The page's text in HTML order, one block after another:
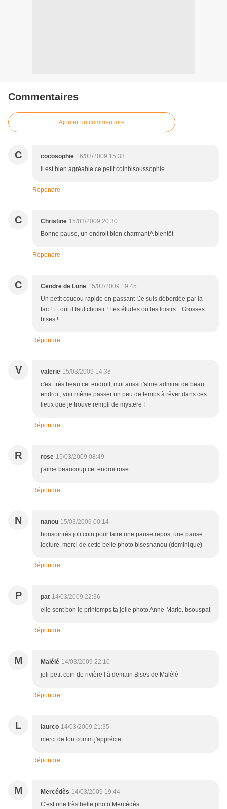
Commentaires
Ajouter un commentaire
C cocosophie 16/03/2009 15:33
il est bien agréable ce petit coinbisoussophie
Répondre
C Christine 15/03/2009 20:30
Bonne pause, un endroit bien charmantA bientôt
Répondre
C Cendre de Lune 15/03/2009 19:45
Un petit coucou rapide en passant !Je suis débordée par la
fac ! Et oui il faut choisir ! Les études ou les loisirs ...Grosses
bises !
Répondre
V valerie 15/03/2009 14:38
c'est très beau cet endroit, moi aussi j'aime admirai de beau
endroit, voir même passer un peu de temps à rêver dans ces
lieux que je trouve rempli de mystere !
Répondre
R rose 15/03/2009 08:49
j'aime beaucoup cet endroitrose
Répondre
N nanou 15/03/2009 00:14
bonsoirtrès joli coin pour faire une pause repos, une pause
lecture, merci de cette belle photo bisesnanou (dominique)
Répondre
P pat 14/03/2009 22:36
elle sent bon le printemps ta jolie photo Anne-Marie. bsouspat
Répondre
M Malélé 14/03/2009 22:10
joli petit coin de rivière ! à demain Bises de Malélé
Répondre
L laurco 14/03/2009 21:35
merci de ton comm j'apprécie
Répondre
M Mercédès 14/03/2009 19:44
C'est une très belle photo.Mercédès